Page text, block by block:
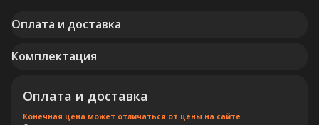
Оплата и доставка
Комплектация
Оплата и доставка
Конечная цена может отличаться от цены на сайте